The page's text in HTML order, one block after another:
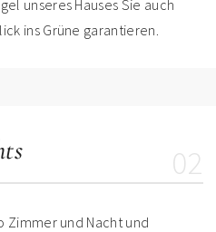
unseres Hauses Sie auch
ins Grüne garantieren.
02
Zimmer und Nacht und